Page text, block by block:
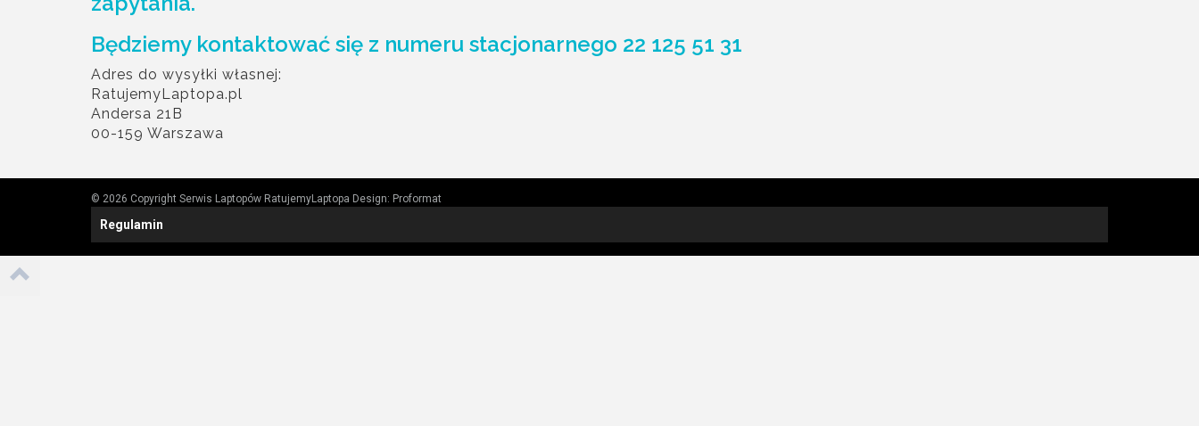
Będziemy kontaktować się z numeru stacjonarnego 22 125 51 31
Adres do wysyłki własnej:
RatujemyLaptopa.pl
Andersa 21B
00-159 Warszawa
© 2026 Copyright Serwis Laptopów RatujemyLaptopa Design: Proformat
Regulamin